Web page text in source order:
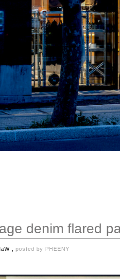
denim flared
, posted by PHEENY